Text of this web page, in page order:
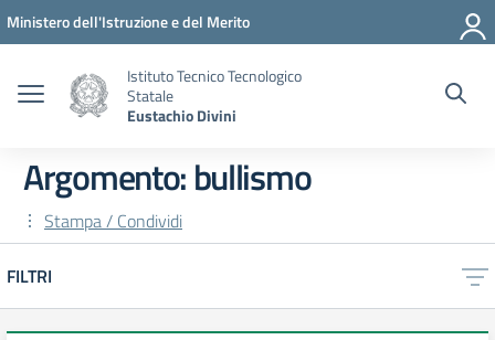
Vai ai contenuti
Vai al menu di navigazione
Vai al footer
Ministero dell'Istruzione e del Merito
Istituto Tecnico Tecnologico
Statale
Eustachio Divini
Argomento: bullismo
Stampa / Condividi
FILTRI